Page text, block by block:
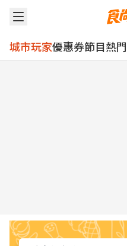
城市玩家優惠券節目熱門